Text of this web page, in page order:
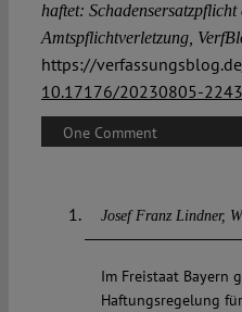
haftet:
Amtspflichtverletzung,
https://
10.17176/20230805-
One Comment
Josef Franz Lindner
Im Freistaat Bayern
Haftungsregelung